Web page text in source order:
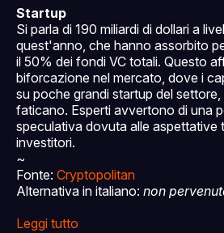
Startup
Si parla di 190 miliardi di dollari a
quest'anno, che hanno assorbito
il 50% dei fondi VC totali. Questo
biforcazione nel mercato, dove i
su poche grandi startup del settore,
faticano. Esperti avvertono di una
speculativa dovuta alle aspettative
investitori.
~
Fonte: Cryptopolitan
Alternativa in italiano: non
Leggi tutto